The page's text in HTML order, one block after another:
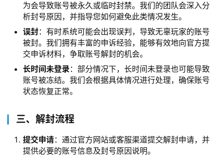
为会导致账号被永久或临时封禁。我们的团队会深入分
析封号原因，并指导您如何避免此类情况发生。
误封：有时系统可能会出现误判，导致无辜玩家的账号
被封。我们拥有丰富的申诉经验，能够有效地向官方提
交申诉材料，争取账号解封的机会。
长时间未登录 ：部分情况下，长时间未登录也可能导致
账号被冻结。我们会根据具体情况进行处理，确保账号
状态恢复正常。
三、解封流程
提交申请：通过官方网站或客服渠道提交解封申请，并
提供必要的账号信息及封号原因说明。